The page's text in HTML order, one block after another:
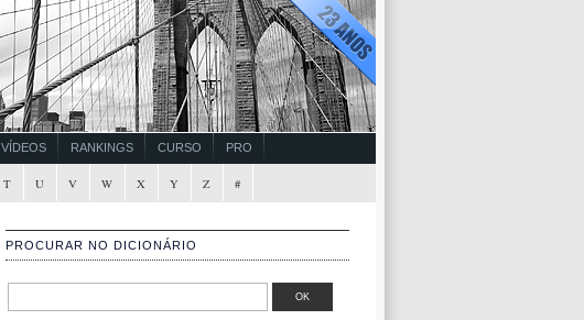
VÍDEOS RANKINGS CURSO PRO
T U V W X Y Z #
PROCURAR NO DICIONÁRIO